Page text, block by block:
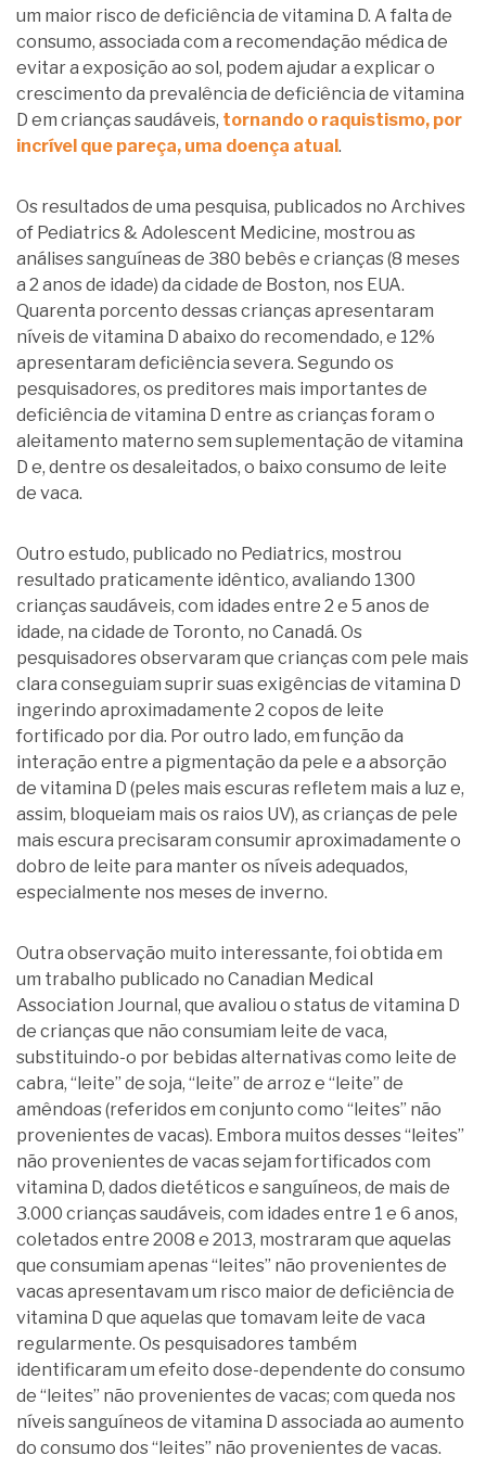
um maior risco de deficiência de vitamina D. A falta de
consumo, associada com a recomendação médica de
evitar a exposição ao sol, podem ajudar a explicar o
crescimento da prevalência de deficiência de vitamina
D em crianças saudáveis, tornando o raquistismo, por
incrível que pareça, uma doença atual.
Os resultados de uma pesquisa, publicados no Archives
of Pediatrics & Adolescent Medicine, mostrou as
análises sanguíneas de 380 bebês e crianças (8 meses
a 2 anos de idade) da cidade de Boston, nos EUA.
Quarenta porcento dessas crianças apresentaram
níveis de vitamina D abaixo do recomendado, e 12%
apresentaram deficiência severa. Segundo os
pesquisadores, os preditores mais importantes de
deficiência de vitamina D entre as crianças foram o
aleitamento materno sem suplementação de vitamina
D e, dentre os desaleitados, o baixo consumo de leite
de vaca.
Outro estudo, publicado no Pediatrics, mostrou
resultado praticamente idêntico, avaliando 1300
crianças saudáveis, com idades entre 2 e 5 anos de
idade, na cidade de Toronto, no Canadá. Os
pesquisadores observaram que crianças com pele mais
clara conseguiam suprir suas exigências de vitamina D
ingerindo aproximadamente 2 copos de leite
fortificado por dia. Por outro lado, em função da
interação entre a pigmentação da pele e a absorção
de vitamina D (peles mais escuras refletem mais a luz e,
assim, bloqueiam mais os raios UV), as crianças de pele
mais escura precisaram consumir aproximadamente o
dobro de leite para manter os níveis adequados,
especialmente nos meses de inverno.
Outra observação muito interessante, foi obtida em
um trabalho publicado no Canadian Medical
Association Journal, que avaliou o status de vitamina D
de crianças que não consumiam leite de vaca,
substituindo-o por bebidas alternativas como leite de
cabra, “leite” de soja, “leite” de arroz e “leite” de
amêndoas (referidos em conjunto como “leites” não
provenientes de vacas). Embora muitos desses “leites”
não provenientes de vacas sejam fortificados com
vitamina D, dados dietéticos e sanguíneos, de mais de
3.000 crianças saudáveis, com idades entre 1 e 6 anos,
coletados entre 2008 e 2013, mostraram que aquelas
que consumiam apenas “leites” não provenientes de
vacas apresentavam um risco maior de deficiência de
vitamina D que aquelas que tomavam leite de vaca
regularmente. Os pesquisadores também
identificaram um efeito dose-dependente do consumo
de “leites” não provenientes de vacas; com queda nos
níveis sanguíneos de vitamina D associada ao aumento
do consumo dos “leites” não provenientes de vacas.